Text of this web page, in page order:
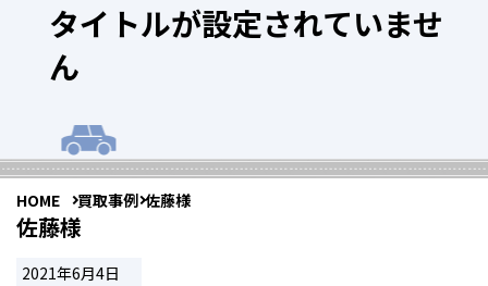
タイトルが設定されていませ
ん
HOME 買取事例 佐藤様
佐藤様
2021年6月4日